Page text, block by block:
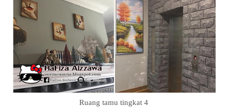
Ruang tamu tingkat 4